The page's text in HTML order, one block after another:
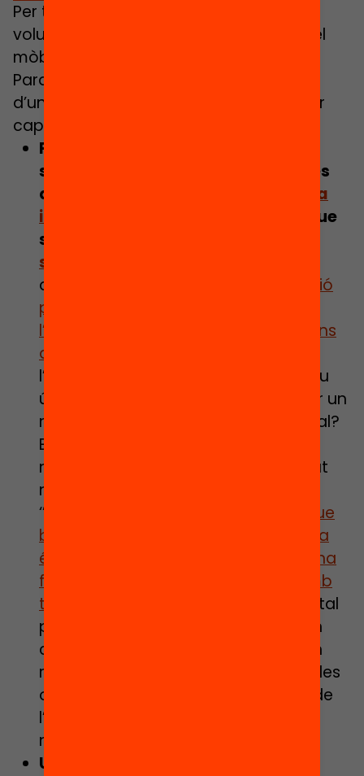
Per tant, a Catalunya, s’observa una
voluntat consolidada per regular l’ús del
mòbil per part dels centres.
Paradoxalment, la sensació actual és
d’una
que dificulta avançar
cap a un consens comú:
Prohibir els mòbils a l’escola no és
suficient per prevenir les conductes
que
alteren el benestar mental a la
infantesa
, ni per evitar l’altaveu que
suposen les xarxes per a les
situacions d’assetjament
d’altres. ‘’
Potser només és una solució
per empènyer el repte a fora de
l’escola
Potser cal posar límits abans
dels 10 anys
l’escola, o prohibir directament el seu
ús
. Però, com prohibir un
mòbil en un món eminentment digital?
El
noves amistats i un 44% ha destacat
no patir soledat gràcies a les xarxes.
‘’ Especialment a l’adolescència, el que
busca el cervell de forma espontània
és socialitzar, i el mòbil els hi dona una
facilitat molt gran per socialitzar amb
tot el món
’’. Per tant, la prohibició total
podria ser contradictòria si tenim en
compte que els mòbils poden ser un
recurs útil per amplificar determinades
oportunitats de desenvolupament de
l’infant, com les de socialitzar amb
noves persones.
Una proposta alternativa a la